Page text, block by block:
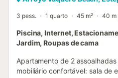
3 pess. 1 quarto 45 m² 40 m
Piscina, Internet,
Jardim, Roupas de cama
Apartamento de 2
mobiliário confortável: sala de